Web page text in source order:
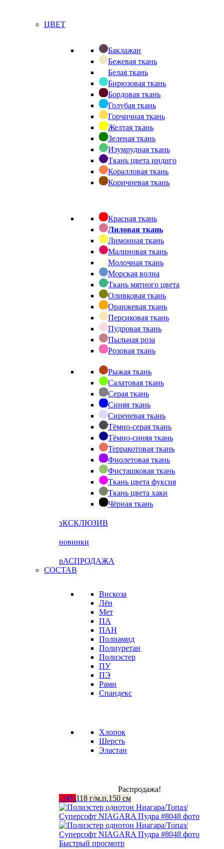
ЦВЕТ
Баклажан
Бежевая ткань
Белая ткань
Бирюзовая ткань
Бордовая ткань
Голубая ткань
Горчичная ткань
Желтая ткань
Зеленая ткань
Изумрудная ткань
Ткань цвета индиго
Коралловая ткань
Коричневая ткань
Красная ткань
Лиловая ткань
Лимонная ткань
Малиновая ткань
Молочная ткань
Морская волна
Ткань мятного цвета
Оливковая ткань
Оранжевая ткань
Персиковая ткань
Пудровая ткань
Пыльная роза
Розовая ткань
Рыжая ткань
Салатовая ткань
Серая ткань
Синяя ткань
Сиреневая ткань
Тёмно-серая ткань
Тёмно-синяя ткань
Терракотовая ткань
Фиолетовая ткань
Фисташковая ткань
Ткань цвета фуксия
Ткань цвета хаки
Чёрная ткань
эКСКЛЮЗИВ
новинки
рАСПРОДАЖА
СОСТАВ
Вискоза
Лён
Мет
ПА
ПАН
Полиамид
Полиуретан
Полиэстер
ПУ
ПЭ
Рами
Спандекс
Хлопок
Шерсть
Эластан
Распродажа!
-34%118 г/м.п.150 см
Быстрый просмотр